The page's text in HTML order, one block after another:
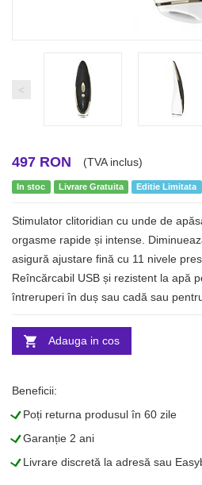
<
497 RON (TVA inclus)
In stoc Livrare Gratuita Editie Limitata
Stimulator clitoridian cu unde de
orgasme rapide și intense.
asigură ajustare fină cu 11 nivele
Reîncărcabil USB și rezistent la apă
întreruperi în duș sau cadă sau
Adauga in cos
Beneficii:
LPoți returna produsul în 60 zile
LGaranție 2 ani
LLivrare discretă la adresă sau